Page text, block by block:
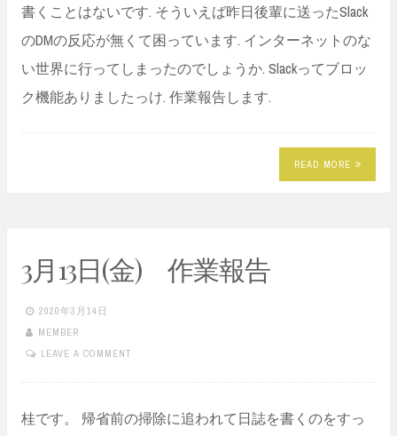
書くことはないです. そういえば昨日後輩に送ったSlack
のDMの反応が無くて困っています. インターネットのな
い世界に行ってしまったのでしょうか. Slackってブロッ
ク機能ありましたっけ. 作業報告します.
READ MORE
3月13日(金) 作業報告
2020年3月14日
MEMBER
LEAVE A COMMENT
桂です。 帰省前の掃除に追われて日誌を書くのをすっ